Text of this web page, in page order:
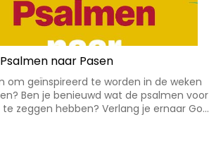
naar Pasen
om geïnspireerd te worden in de weken
Ben je benieuwd wat de psalmen voor
zeggen hebben? Verlang je ernaar God